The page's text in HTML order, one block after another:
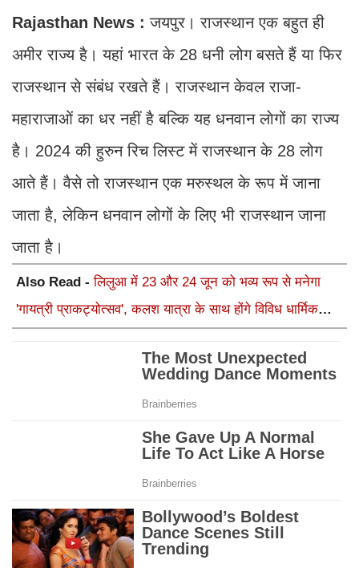
Rajasthan News :जयपुर। राजस्थान एक बहुत ही
अमीर राज्य है। यहां भारत के 28 धनी लोग बसते हैं या फिर
राजस्थान से संबंध रखते हैं। राजस्थान केवल राजा-
महाराजाओं का धर नहीं है ब​ल्कि यह धनवान लाेगों का राज्य
है। 2024 की हुरुन रिच लिस्ट में राजस्थान के 28 लोग
आते हैं। वैसे तो राजस्थान एक मरुस्थल के रूप में जाना
जाता है, लेकिन धनवान लोगों के लिए भी राजस्थान जाना
जाता है।
Also Read -लिलुआ में 23 और 24 जून को भव्य रूप से मनेगा
'गायत्री प्राकट्योत्सव', कलश यात्रा के साथ होंगे विविध धार्मिक